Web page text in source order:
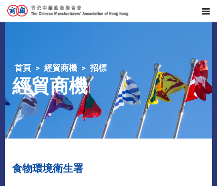
首頁 經貿商機 招標
經貿商機
食物環境衛生署